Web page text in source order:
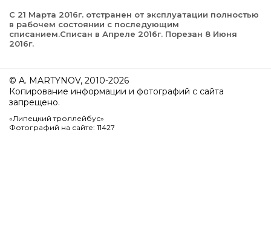
С 21 Марта 2016г. отстранен от эксплуатации полностью
в рабочем состоянии с последующим
списанием.Списан в Апреле 2016г. Порезан 8 Июня
2016г.
© A. MARTYNOV, 2010-2026
Копирование информации и фотографий с сайта
запрещено.
«Липецкий троллейбус»
Фотографий на сайте: 11427